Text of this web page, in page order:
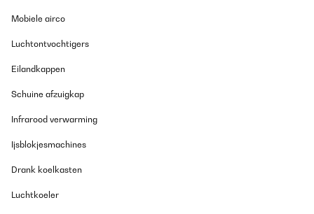
Mobiele airco
Luchtontvochtigers
Eilandkappen
Schuine afzuigkap
Infrarood verwarming
Ijsblokjesmachines
Drank koelkasten
Luchtkoeler